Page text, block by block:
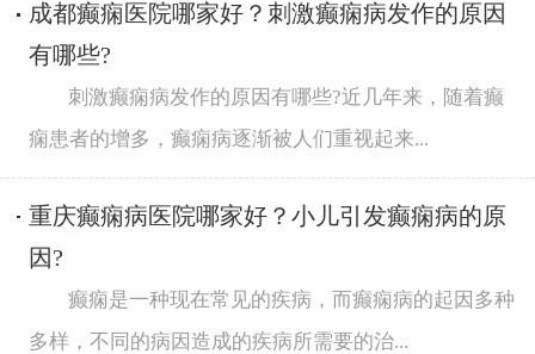
成都癫痫医院哪家好？刺激癫痫病发作的原因
有哪些?
刺激癫痫病发作的原因有哪些?近几年来，随着癫
痫患者的增多，癫痫病逐渐被人们重视起来...
重庆癫痫病医院哪家好？小儿引发癫痫病的原
因?
癫痫是一种现在常见的疾病，而癫痫病的起因多种
多样，不同的病因造成的疾病所需要的治...